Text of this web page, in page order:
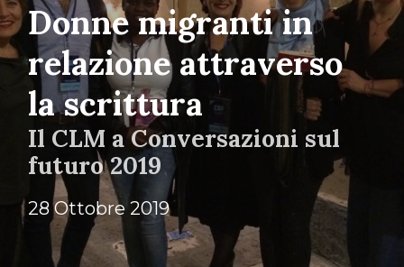
Donne migranti in
relazione attraverso
la scrittura
Il CLM a Conversazioni sul
futuro 2019
28 Ottobre 2019